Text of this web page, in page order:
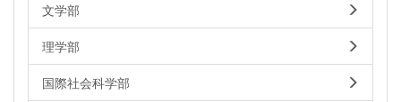
文学部
理学部
国際社会科学部